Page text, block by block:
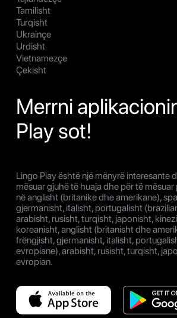
Tamilisht
Turqisht
Ukrainçe
Urdisht
Vietnamezçe
Çekisht
Merrni
Play sot!
Lingo Play është një mënyrë interesante
mësuar gjuhë të huaja dhe për të
në anglisht (britanike dhe amerikane),
gjermanisht, italisht, portugalisht
arabisht, rusisht, turqisht, japonisht,
koreanisht, anglisht (britanisht dhe
frëngjisht, gjermanisht, italisht,
evropiane), arabisht, rusisht, turqisht,
evropian.